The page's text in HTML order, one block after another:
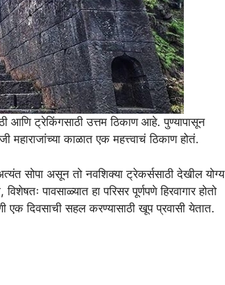
आणि ट्रेकिंगसाठी उत्तम ठिकाण आहे. पुण्यापासून
काळात एक महत्त्वाचं ठिकाण होतं.
सोपा असून तो नवशिक्या ट्रेकर्ससाठी देखील योग्य
पावसाळ्यात हा परिसर पूर्णपणे हिरवागार होतो
एक दिवसाची सहल करण्यासाठी खूप प्रवासी येतात.